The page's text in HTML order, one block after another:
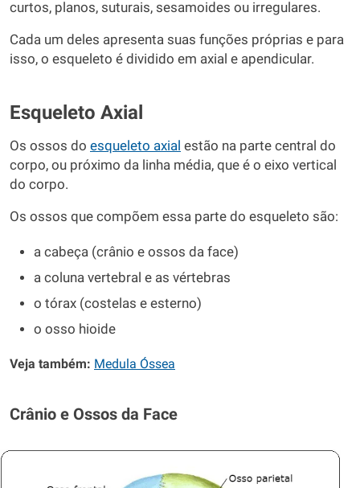
curtos, planos, suturais, sesamoides ou irregulares.
Cada um deles apresenta suas funções próprias e para
isso, o esqueleto é dividido em axial e apendicular.
Esqueleto Axial
Os ossos do esqueleto axial estão na parte central do
corpo, ou próximo da linha média, que é o eixo vertical
do corpo.
Os ossos que compõem essa parte do esqueleto são:
a cabeça (crânio e ossos da face)
a coluna vertebral e as vértebras
o tórax (costelas e esterno)
o osso hioide
Veja também: Medula Óssea
Crânio e Ossos da Face